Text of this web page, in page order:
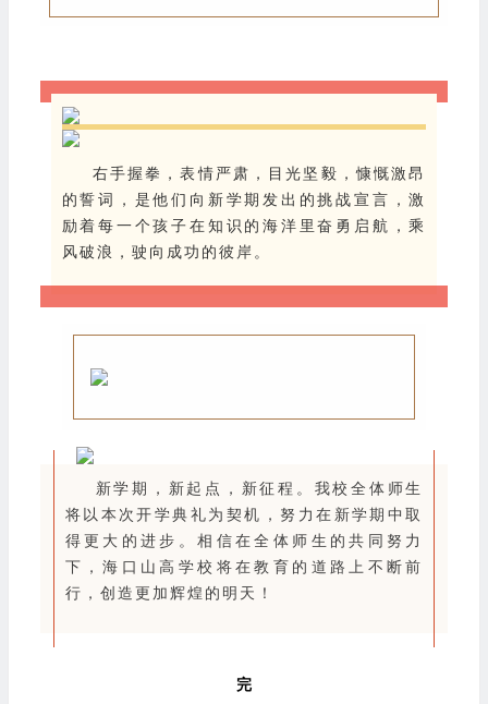
右手握拳，表情严肃，目光坚毅，慷慨激昂
的誓词，是他们向新学期发出的挑战宣言，激
励着每一个孩子在知识的海洋里奋勇启航，乘
风破浪，驶向成功的彼岸。
新学期，新起点，新征程。我校全体师生
将以本次开学典礼为契机，努力在新学期中取
得更大的进步。相信在全体师生的共同努力
下，海口山高学校将在教育的道路上不断前
行，创造更加辉煌的明天！
完